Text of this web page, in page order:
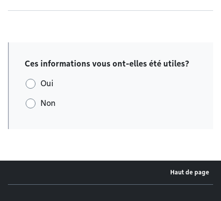
Ces informations vous ont-elles été utiles?
Oui
Non
Haut de page